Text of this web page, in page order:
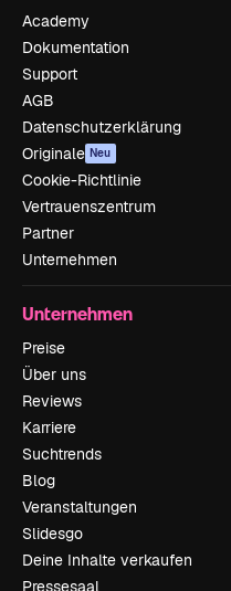
Academy
Dokumentation
Support
AGB
Datenschutzerklärung
Originale Neu
Cookie-Richtlinie
Vertrauenszentrum
Partner
Unternehmen
Unternehmen
Preise
Über uns
Reviews
Karriere
Suchtrends
Blog
Veranstaltungen
Slidesgo
Deine Inhalte verkaufen
Pressesaal